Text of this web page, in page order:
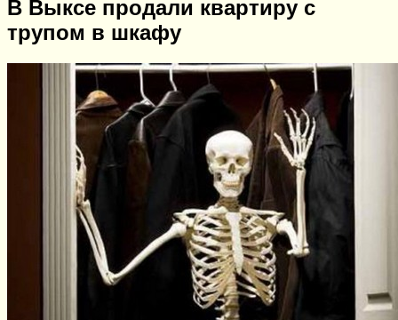
В Выксе продали квартиру с
трупом в шкафу